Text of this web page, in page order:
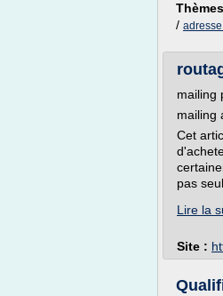
/
mailing
mailing
Cet
pas
Lire la
Site :